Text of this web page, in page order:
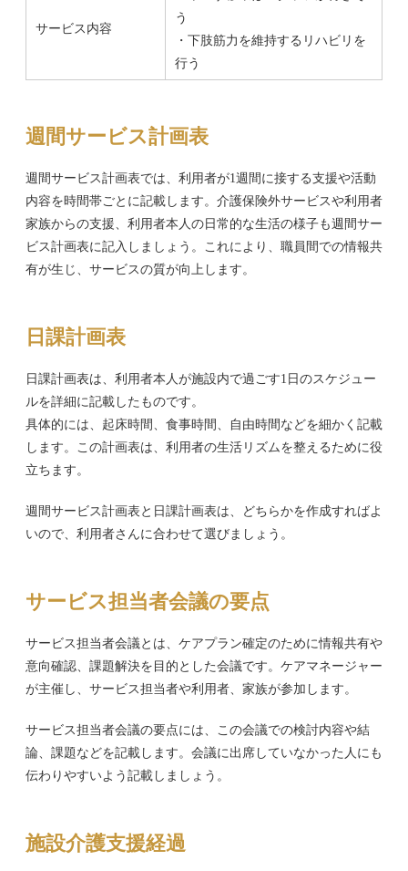
サービス内容
う
・下肢筋力を維持するリハビリを
行う
週間サービス計画表
週間サービス計画表では、利用者が1週間に接する支援や活動
内容を時間帯ごとに記載します。介護保険外サービスや利用者
家族からの支援、利用者本人の日常的な生活の様子も週間サー
ビス計画表に記入しましょう。これにより、職員間での情報共
有が生じ、サービスの質が向上します。
日課計画表
日課計画表は、利用者本人が施設内で過ごす1日のスケジュー
ルを詳細に記載したものです。
具体的には、起床時間、食事時間、自由時間などを細かく記載
します。この計画表は、利用者の生活リズムを整えるために役
立ちます。
週間サービス計画表と日課計画表は、どちらかを作成すればよ
いので、利用者さんに合わせて選びましょう。
サービス担当者会議の要点
サービス担当者会議とは、ケアプラン確定のために情報共有や
意向確認、課題解決を目的とした会議です。ケアマネージャー
が主催し、サービス担当者や利用者、家族が参加します。
サービス担当者会議の要点には、この会議での検討内容や結
論、課題などを記載します。会議に出席していなかった人にも
伝わりやすいよう記載しましょう。
施設介護支援経過